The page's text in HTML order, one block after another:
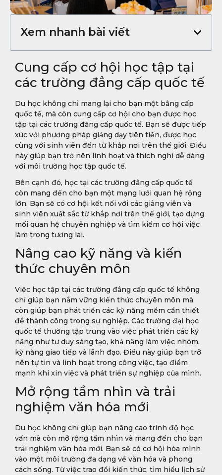
Xem nhanh bài viết
Cung cấp cơ hội học tập tại
các trường đẳng cấp quốc tế
Du học không chỉ mang lại cho bạn một bằng cấp
quốc tế, mà còn cung cấp cơ hội cho bạn được học
tập tại các trường đẳng cấp quốc tế. Bạn sẽ được tiếp
xúc với phương pháp giảng dạy tiên tiến, được học
cùng với sinh viên đến từ khắp nơi trên thế giới. Điều
này giúp bạn trở nên linh hoạt và thích nghi dễ dàng
với môi trường học tập quốc tế.
Bên cạnh đó, học tại các trường đẳng cấp quốc tế
còn mang đến cho bạn một mạng lưới quan hệ rộng
lớn. Bạn sẽ có cơ hội kết nối với các giảng viên và
sinh viên xuất sắc từ khắp nơi trên thế giới, tạo dựng
mối quan hệ chuyên nghiệp và tìm kiếm cơ hội việc
làm trong tương lai.
Nâng cao kỹ năng và kiến
thức chuyên môn
Việc học tập tại các trường đẳng cấp quốc tế không
chỉ giúp bạn nắm vững kiến thức chuyên môn mà
còn giúp bạn phát triển các kỹ năng mềm cần thiết
để thành công trong sự nghiệp. Các trường đại học
quốc tế thường tập trung vào việc phát triển các kỹ
năng như tư duy sáng tạo, khả năng làm việc nhóm,
kỹ năng giao tiếp và lãnh đạo. Điều này giúp bạn trở
nên tự tin và linh hoạt trong công việc, tạo điểm
mạnh khi xin việc và phát triển sự nghiệp của mình.
Mở rộng tầm nhìn và trải
nghiệm văn hóa mới
Du học không chỉ giúp bạn nâng cao trình độ học
vấn mà còn mở rộng tầm nhìn và mang đến cho bạn
trải nghiệm văn hóa mới. Bạn sẽ có cơ hội hòa mình
vào một môi trường đa dạng về văn hóa và phong
cách sống. Từ việc trao đổi kiến thức, tìm hiểu lịch sử